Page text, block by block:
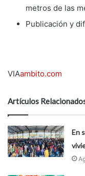
metros de las
Publicación y
VIAambito.com
Artículos
En